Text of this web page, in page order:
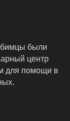
были
центр
для помощи в